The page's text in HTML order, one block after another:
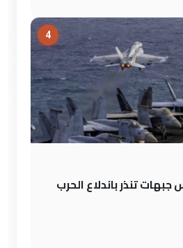
4
تنذر باندلاع الحرب